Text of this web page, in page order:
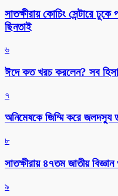
সাতক্ষীরায় কোচিং সেন্টারে
ছিনতাই
৬
ঈদে কত খরচ করলেন? সব
৭
অনিমেষকে জিম্মি করে
৮
সাতক্ষীরায় ৪৭তম জাতীয়
৯